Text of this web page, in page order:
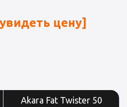
цену]
Akara Fat Twister 50